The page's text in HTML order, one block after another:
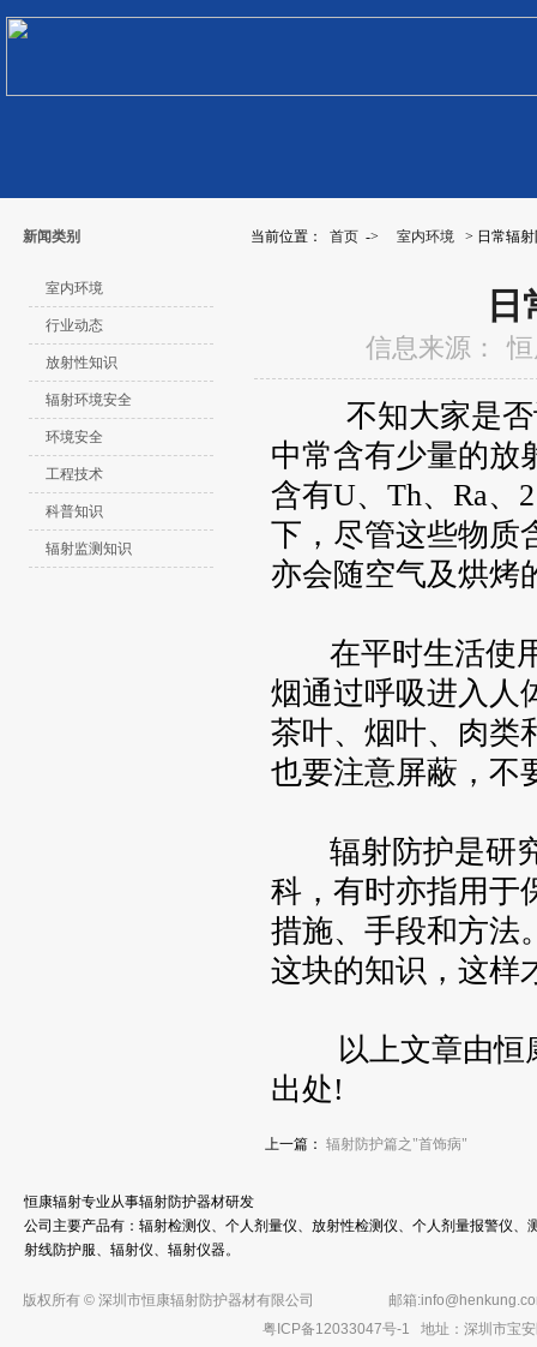
新闻类别 当前位置： 首页 -> 室内环境 > 日常辐
室内环境
行业动态
放射性知识
辐射环境安全
环境安全
工程技术
科普知识
辐射监测知识
信息来源：
不知大家是否记
中常含有少量的放
含有U、Th、Ra、
下，尽管这些物质
亦会随空气及烘烤
在平时生活使用
烟通过呼吸进入人
茶叶、烟叶、肉类
也要注意屏蔽，不
辐射防护是研究
科，有时亦指用于
措施、手段和方法
这块的知识，这样
以上文章由恒
出处!
上一篇： 辐射防护篇之"首饰病"
恒康辐射专业从事辐射防护器材研发
公司主要产品有：辐射检测仪、个人剂量仪、放射性检测仪、个人剂量报警仪
射线防护服、辐射仪、辐射仪器。
版权所有 © 深圳市恒康辐射防护器材有限公司 邮箱:
粤ICP备12033047号-1 地址：深圳市宝